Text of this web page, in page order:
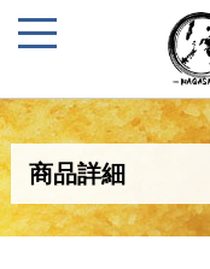
商品詳細